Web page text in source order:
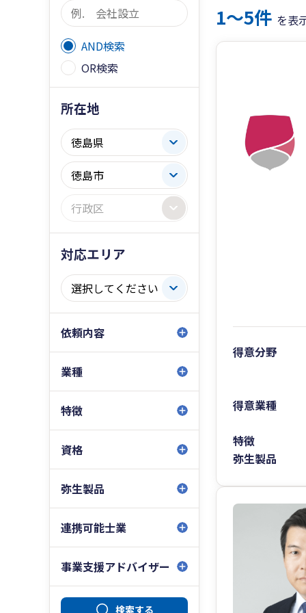
AND検索
OR検索
所在地
対応エリア
依頼内容
業種
特徴
資格
弥生製品
連携可能士業
事業支援アドバイザー
検索する
1〜5件 を表
得意分野
得意業種
特徴
弥生製品